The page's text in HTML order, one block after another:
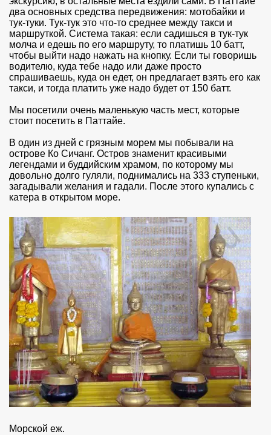
два основных средства передвижения: мотобайки и
тук-туки. Тук-тук это что-то среднее между такси и
маршруткой. Система такая: если садишься в тук-тук
молча и едешь по его маршруту, то платишь 10 батт,
чтобы выйти надо нажать на кнопку. Если ты говоришь
водителю, куда тебе надо или даже просто
спрашиваешь, куда он едет, он предлагает взять его как
такси, и тогда платить уже надо будет от 150 батт.
Мы посетили очень маленькую часть мест, которые
стоит посетить в Паттайе.
В один из дней с грязным морем мы побывали на
острове Ко Сичанг. Остров знаменит красивыми
легендами и буддийским храмом, по которому мы
довольно долго гуляли, поднимались на 333 ступеньки,
загадывали желания и гадали. После этого купались с
катера в открытом море.
Морской еж.